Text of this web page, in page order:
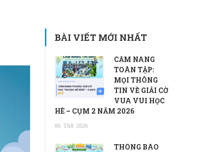
BÀI VIẾT MỚI NHẤT
CẨM NANG
TOÀN TẬP:
MỌI THÔNG
TIN VỀ GIẢI CỜ
VUA VUI HỌC
HÈ – CỤM 2 NĂM 2026
06 Th8 2026
THÔNG BÁO